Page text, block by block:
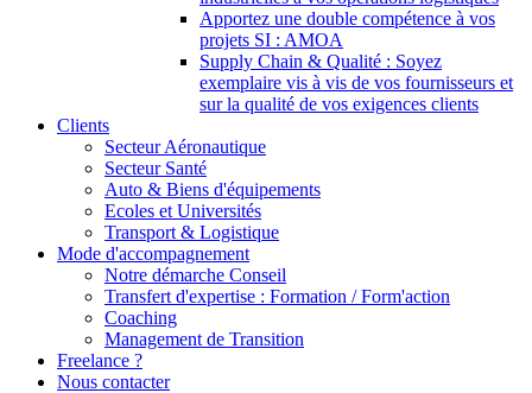
Apportez une double compétence à vos
projets SI : AMOA
Supply Chain & Qualité : Soyez
exemplaire vis à vis de vos fournisseurs et
sur la qualité de vos exigences clients
Clients
Secteur Aéronautique
Secteur Santé
Auto & Biens d'équipements
Ecoles et Universités
Transport & Logistique
Mode d'accompagnement
Notre démarche Conseil
Transfert d'expertise : Formation / Form'action
Coaching
Management de Transition
Freelance ?
Nous contacter